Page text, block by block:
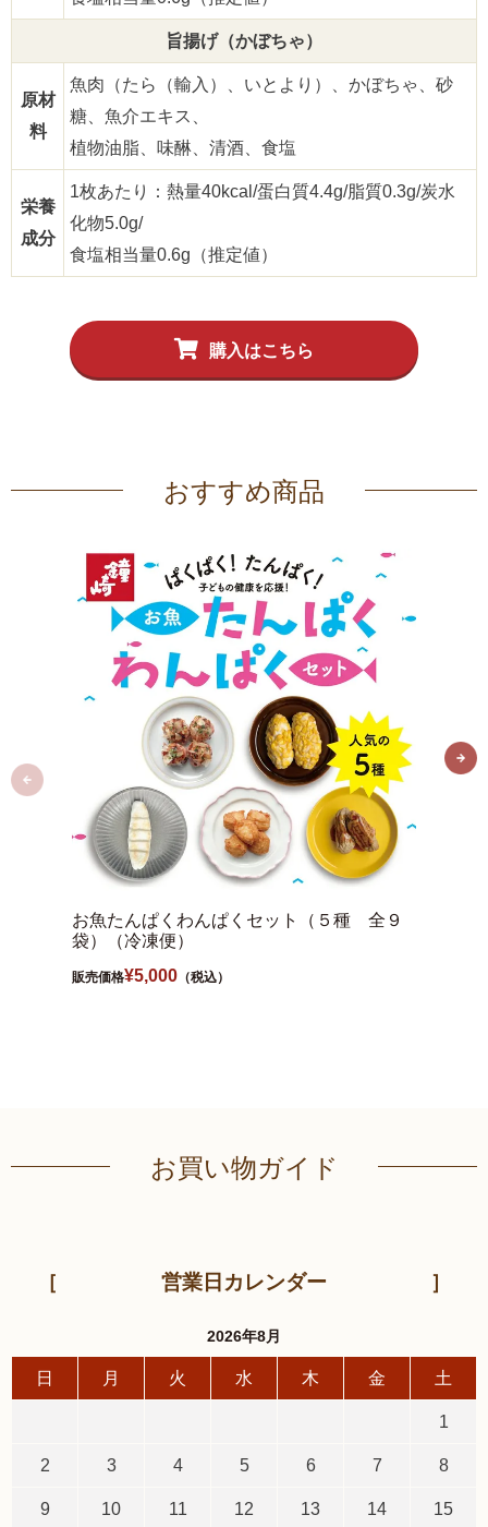
旨揚げ（かぼちゃ）
原材
料
魚肉（たら（輸入）、いとより）、かぼちゃ、砂
糖、魚介エキス、
植物油脂、味醂、清酒、食塩
栄養
成分
1枚あたり：熱量40kcal/蛋白質4.4g/脂質0.3g/炭水
化物5.0g/
食塩相当量0.6g（推定値）
購入はこちら
おすすめ商品
お魚たんぱくわんぱくセット（５種 全９
袋）（冷凍便）
販売価格¥5,000 （税込）
お買い物ガイド
営業日カレンダー
2026年8月
日 月 火 水 木 金 土
1
2 3 4 5 6 7 8
9 10 11 12 13 14 15